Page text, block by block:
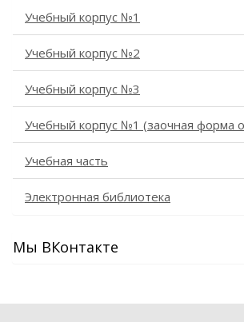
Учебный корпус №1
Учебный корпус №2
Учебный корпус №3
Учебный корпус №1 (заочная форма
Учебная часть
Электронная библиотека
Мы ВКонтакте